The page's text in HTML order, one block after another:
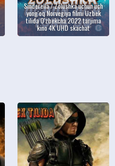
Sinderella / Zolushka uchun uch
yong'oq Norvegiya filmi Uzbek
tilida O'zbekcha 2022 tarjima
kino 4K UHD skachat